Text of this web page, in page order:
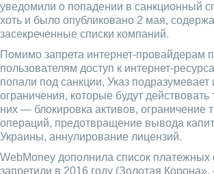
уведомили о попадении в санкционный
хоть и было опубликовано 2 мая,
засекреченные списки компаний.
Помимо запрета интернет-провайдерам
пользователям доступ к интернет-
попали под санкции, Указ подразумевает
ограничения, которые будут действовать
них — блокировка активов, ограничение
операций, предотвращение вывода
Украины, аннулирование лицензий.
WebMoney дополнила список платежных
запретили в 2016 году (Золотая